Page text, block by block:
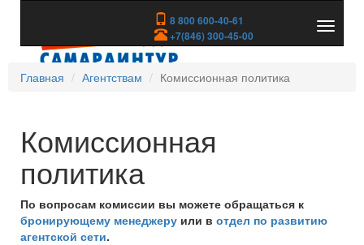
8 800 600-40-61
+7(846) 300-45-00
скрыть
Главная
Агентствам Комиссионная политика
Комиссионная
политика
По вопросам комиссии вы можете обращаться к
бронирующему менеджеру или в отдел по развитию
агентской сети.